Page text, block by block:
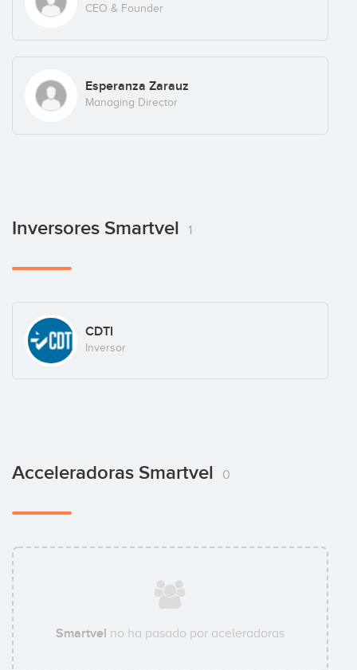
CEO & Founder
Esperanza Zarauz
Managing Director
Inversores Smartvel 1
CDTI
Inversor
Acceleradoras Smartvel 0
Smartvel no ha pasado por aceleradoras